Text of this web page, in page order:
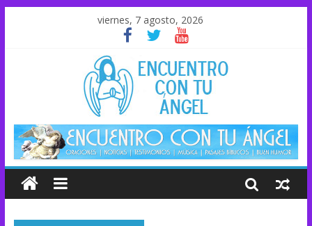
viernes, 7 agosto, 2026